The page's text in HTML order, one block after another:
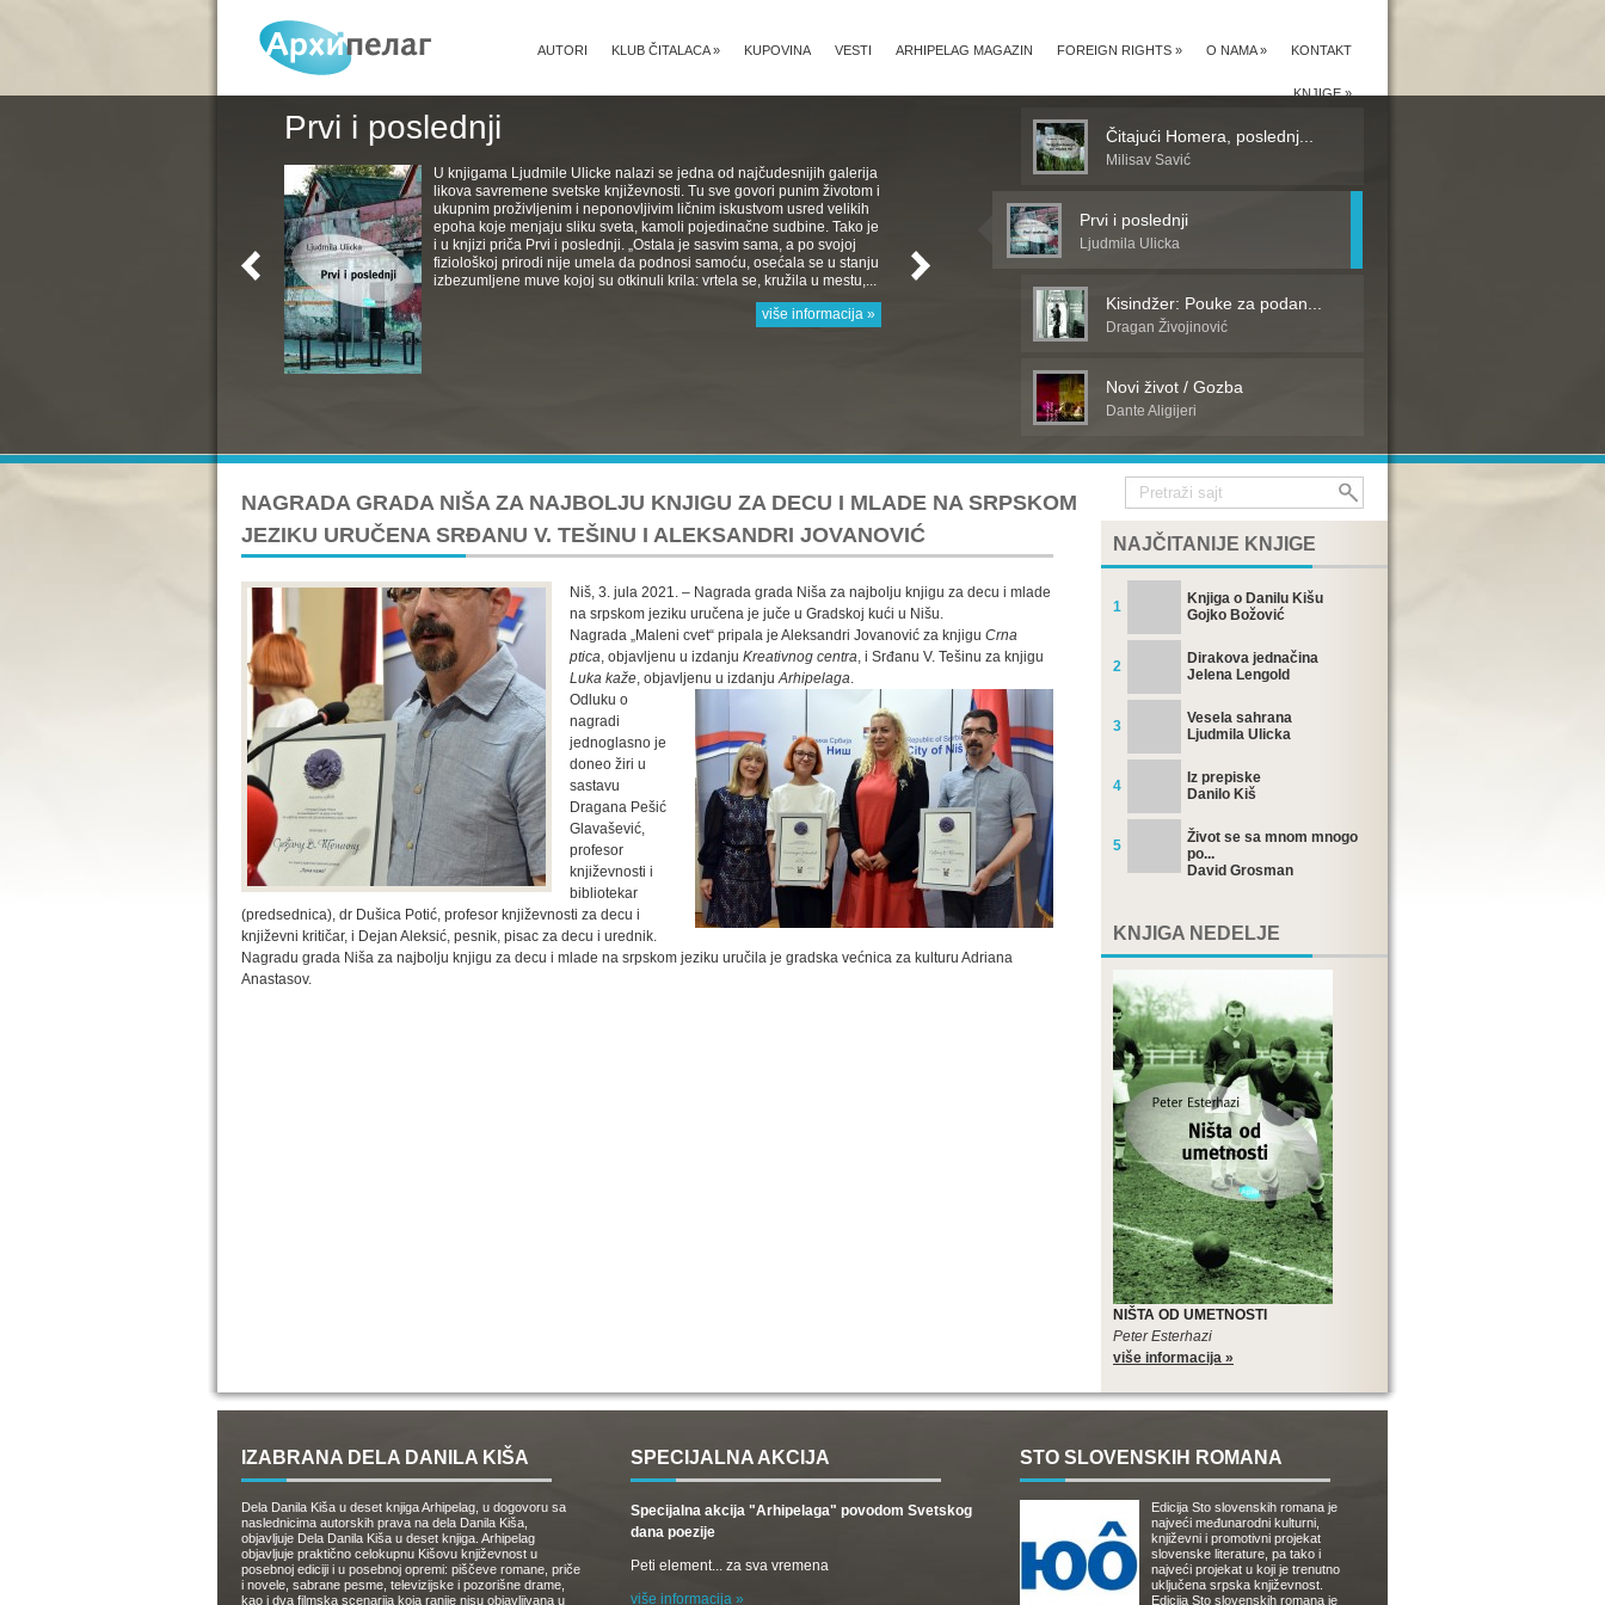
KONTAKT
O NAMA»
FOREIGN RIGHTS »
ARHIPELAG MAGAZIN
VESTI
KUPOVINA
KLUB ČITALACA»
AUTORI
KNJIGE»
Prvi i poslednji
U knjigama Ljudmile Ulicke nalazi se jedna od najčudesnijih galerija
likova savremene svetske književnosti. Tu sve govori punim životom i
ukupnim proživljenim i neponovljivim ličnim iskustvom usred velikih
epoha koje menjaju sliku sveta, kamoli pojedinačne sudbine. Tako je
i u knjizi priča Prvi i poslednji. „Ostala je sasvim sama, a po svojoj
fiziološkoj prirodi nije umela da podnosi samoću, osećala se u stanju
izbezumljene muve kojoj su otkinuli krila: vrtela se, kružila u mestu,...
više informacija »
Čitajući Homera, poslednj...
Milisav Savić
Prvi i poslednji
Ljudmila Ulicka
Kisindžer: Pouke za podan...
Dragan Živojinović
Novi život / Gozba
Dante Aligijeri
NAGRADA GRADA NIŠA ZA NAJBOLJU KNJIGU ZA DECU I MLADE NA SRPSKOM
JEZIKU URUČENA SRĐANU V. TEŠINU I ALEKSANDRI JOVANOVIĆ
Niš, 3. jula 2021. – Nagrada grada Niša za najbolju knjigu za decu i mlade
na srpskom jeziku uručena je juče u Gradskoj kući u Nišu.
Nagrada „Maleni cvet“ pripala je Aleksandri Jovanović za knjigu Crna
ptica, objavljenu u izdanju Kreativnog centra, i Srđanu V. Tešinu za knjigu
Luka kaže, objavljenu u izdanjuArhipelaga.
Odluku o
nagradi
jednoglasno je
doneo žiri u
sastavu
Dragana Pešić
Glavašević,
profesor
književnosti i
bibliotekar
(predsednica), dr Dušica Potić, profesor književnosti za decu i
književni kritičar, i Dejan Aleksić, pesnik, pisac za decu i urednik.
Nagradu grada Niša za najbolju knjigu za decu i mlade na srpskom jeziku uručila je gradska većnica za kulturu Adriana
Anastasov.
NAJČITANIJE KNJIGE
1
Knjiga o Danilu Kišu
Gojko Božović
2
Dirakova jednačina
Jelena Lengold
3
Vesela sahrana
Ljudmila Ulicka
4
Iz prepiske
Danilo Kiš
5
Život se sa mnom mnogo
po...
David Grosman
KNJIGA NEDELJE
NIŠTA OD UMETNOSTI
Peter Esterhazi
više informacija »
IZABRANA DELA DANILA KIŠA
Dela Danila Kiša u deset knjiga Arhipelag, u dogovoru sa
naslednicima autorskih prava na dela Danila Kiša,
objavljuje Dela Danila Kiša u deset knjiga. Arhipelag
objavljuje praktično celokupnu Kišovu književnost u
posebnoj ediciji i u posebnoj opremi: piščeve romane, priče
i novele, sabrane pesme, televizijske i pozorišne drame,
kao i dva filmska scenarija koja ranije nisu objavljivana u
SPECIJALNA AKCIJA
Specijalna akcija "Arhipelaga" povodom Svetskog
dana poezije
Peti element... za sva vremena
više informacija »
STO SLOVENSKIH ROMANA
Edicija Sto slovenskih romana je
najveći međunarodni kulturni,
književni i promotivni projekat
slovenske literature, pa tako i
najveći projekat u koji je trenutno
uključena srpska književnost.
Edicija Sto slovenskih romana je